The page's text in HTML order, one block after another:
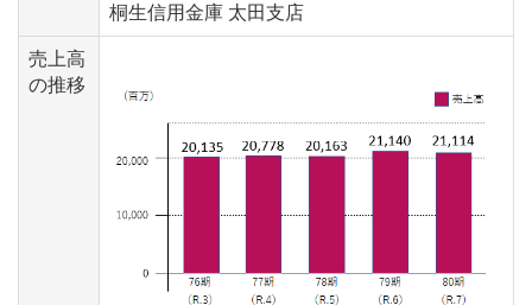
桐生信用金庫 太田支店
売上高
の推移